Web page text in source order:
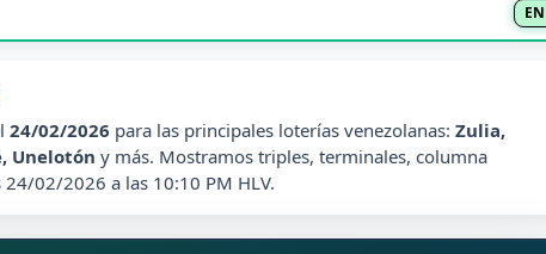
24/02/2026 para las principales loterías venezolanas: Zulia,
Unelotón y más. Mostramos triples, terminales, columna
02/2026 a las 10:10 PM HLV.